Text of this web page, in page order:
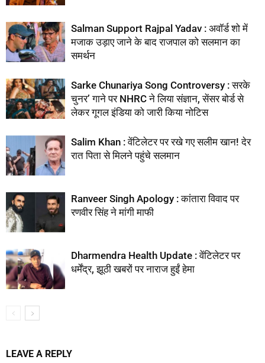
Salman Support Rajpal Yadav : अवॉर्ड शो में
मजाक उड़ाए जाने के बाद राजपाल को सलमान का
समर्थन
Sarke Chunariya Song Controversy : सरके
चुनर’ गाने पर NHRC ने लिया संज्ञान, सेंसर बोर्ड से
लेकर गूगल इंडिया को जारी किया नोटिस
Salim Khan : वेंटिलेटर पर रखे गए सलीम खान! देर
रात पिता से मिलने पहुंचे सलमान
Ranveer Singh Apology : कांतारा विवाद पर
रणवीर सिंह ने मांगी माफी
Dharmendra Health Update : वेंटिलेटर पर
धर्मेंद्र, झूठी खबरों पर नाराज हुईं हेमा
LEAVE A REPLY